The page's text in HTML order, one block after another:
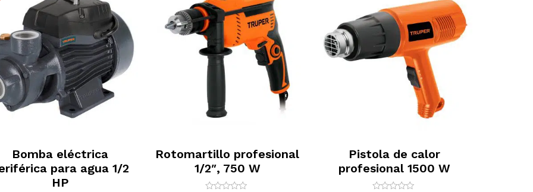
Bomba eléctrica
para agua 1/2
HP
Rotomartillo profesional
1/2″, 750 W
Pistola de calor
profesional 1500 W